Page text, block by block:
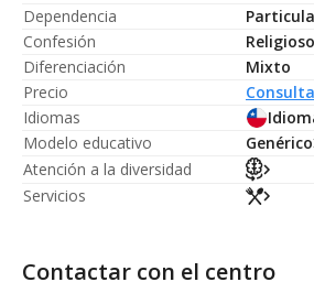
Dependencia
Confesión
Religioso
Diferenciación
Mixto
Precio
Idiomas
Modelo educativo
Genérico
Atención a la diversidad
Servicios
Contactar con el centro